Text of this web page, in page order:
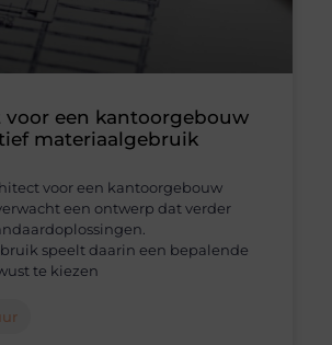
een kantoorgebouw
materiaalgebruik
voor een kantoorgebouw
een ontwerp dat verder
speelt daarin een bepalende
te kiezen